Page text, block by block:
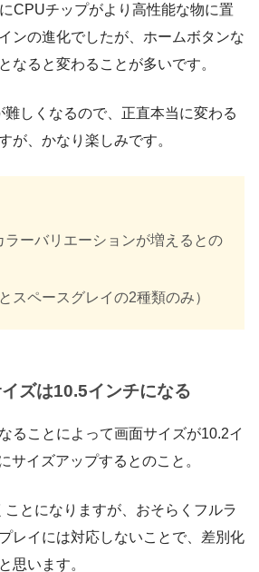
CPUチップがより高性能な物に置
ンの進化でしたが、ホームボタンな
なると変わることが多いです。
しくなるので、正直本当に変わる
が、かなり楽しみです。
ラーバリエーションが増えるとの
スペースグレイの2種類のみ）
ズは10.5インチになる
ることによって画面サイズが10.2イ
サイズアップするとのこと。
ことになりますが、おそらくフルラ
レイには対応しないことで、差別化
思います。